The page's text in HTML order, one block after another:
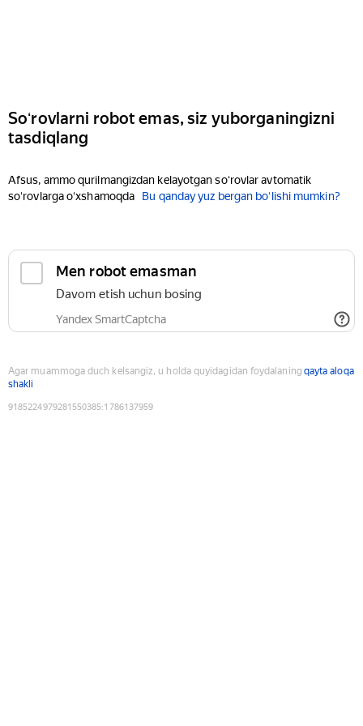
Soʻrovlarni robot emas, siz yuborganingizni
tasdiqlang
Afsus, ammo qurilmangizdan kelayotgan soʻrovlar avtomatik
soʻrovlarga oʻxshamoqda
Bu qanday yuz bergan boʻlishi mumkin?
Men robot emasman
Davom etish uchun bosing
Yandex SmartCaptcha
Agar muammoga duch kelsangiz, u holda quyidagidan foydalaning qayta aloqa
shakli
9185224979281550385:1786137959